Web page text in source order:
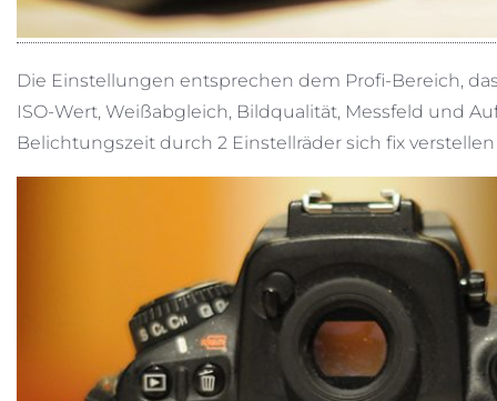
Die Einstellungen entsprechen dem Profi-Bereich,
ISO-Wert, Weißabgleich, Bildqualität, Messfeld und
Belichtungszeit durch 2 Einstellräder sich fix verstellen